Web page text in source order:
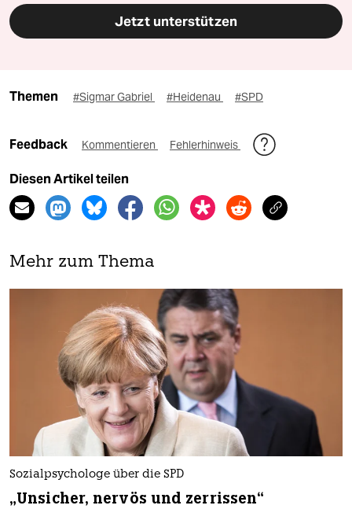
Jetzt unterstützen
Themen #Sigmar Gabriel #Heidenau #SPD
Feedback Kommentieren Fehlerhinweis
Diesen Artikel teilen
Mehr zum Thema
Sozialpsychologe über die SPD
„Unsicher, nervös und zerrissen“